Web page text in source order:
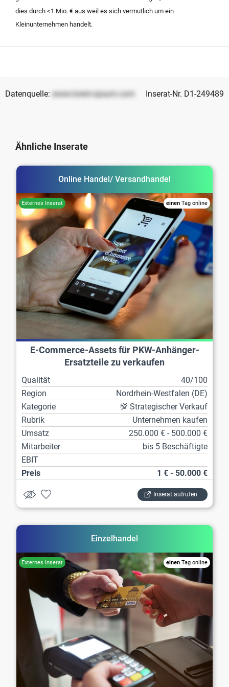
dies durch <1 Mio. € aus weil es sich vermutlich um ein
Kleinunternehmen handelt.
Datenquelle: www.lorem-ipsum.com Inserat-Nr. D1-249489
Ähnliche Inserate
Online Handel/ Versandhandel
einen Tag online
E-Commerce-Assets für PKW-Anhänger-
Ersatzteile zu verkaufen
Qualität
40/100
Region
Nordrhein-Westfalen (DE)
Kategorie
💯 Strategischer Verkauf
Rubrik
Unternehmen kaufen
Umsatz
250.000 € - 500.000 €
Mitarbeiter
bis 5 Beschäftigte
EBIT
Preis
1 € - 50.000 €
Inserat aufrufen
Einzelhandel
einen Tag online